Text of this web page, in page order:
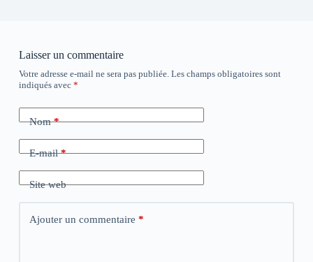
Laisser un commentaire
Votre adresse e-mail ne sera pas publiée. Les champs obligatoires sont
indiqués avec *
Nom*
E-mail*
Site web
Ajouter un commentaire *